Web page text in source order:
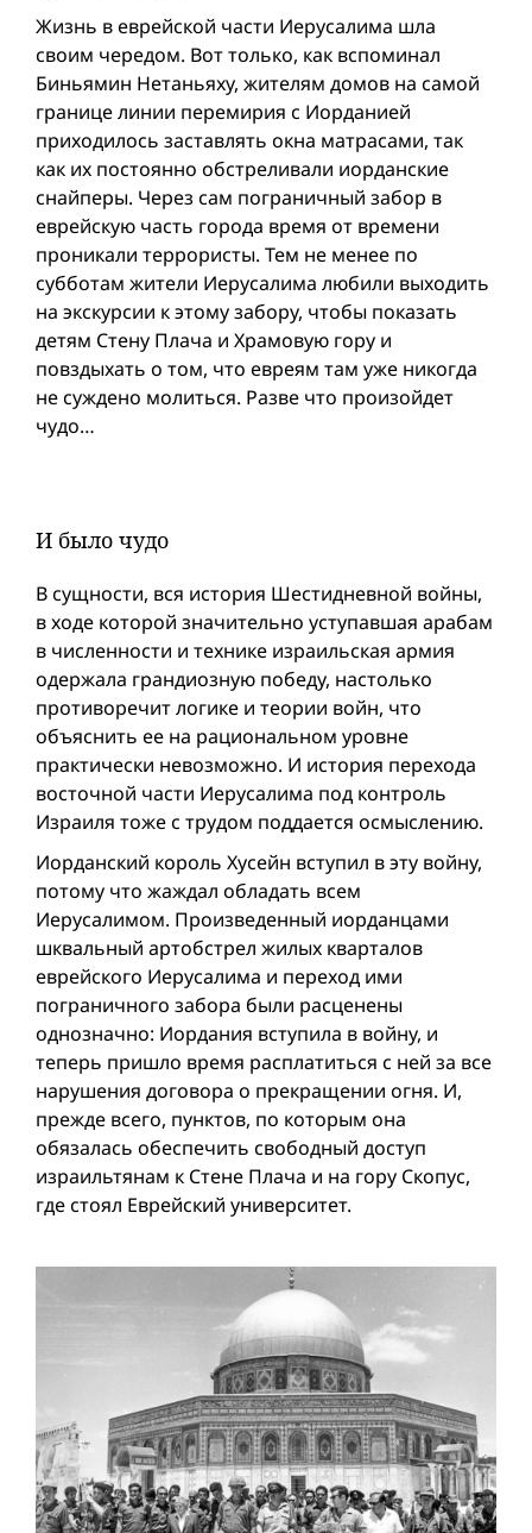
Жизнь в еврейской части Иерусалима шла
своим чередом. Вот только, как вспоминал
Биньямин Нетаньяху, жителям домов на самой
границе линии перемирия с Иорданией
приходилось заставлять окна матрасами, так
как их постоянно обстреливали иорданские
снайперы. Через сам пограничный забор в
еврейскую часть города время от времени
проникали террористы. Тем не менее по
субботам жители Иерусалима любили выходить
на экскурсии к этому забору, чтобы показать
детям Стену Плача и Храмовую гору и
повздыхать о том, что евреям там уже никогда
не суждено молиться. Разве что произойдет
чудо…
И было чудо
В сущности, вся история Шестидневной вой­ны,
в ходе которой значительно уступавшая арабам
в численности и технике израильская армия
одержала грандиозную победу, настолько
противоречит логике и теории вой­н, что
объяснить ее на рациональном уровне
практически невозможно. И история перехода
восточной части Иерусалима под контроль
Израиля тоже с трудом поддается осмыслению.
Иорданский король Хусейн вступил в эту вой­ну,
потому что жаждал обладать всем
Иерусалимом. Произведенный иорданцами
шквальный артобстрел жилых кварталов
еврейского Иерусалима и переход ими
пограничного забора были расценены
однозначно: Иордания вступила в вой­ну, и
теперь пришло время расплатиться с ней за все
нарушения договора о прекращении огня. И,
прежде всего, пунктов, по которым она
обязалась обеспечить свободный доступ
израильтянам к Стене Плача и на гору Скопус,
где стоял Еврейский университет.